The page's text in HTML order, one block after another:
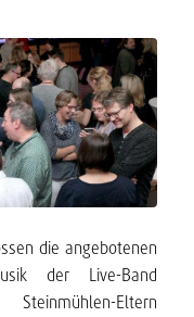
die angebotenen
der Live-Band
Eltern